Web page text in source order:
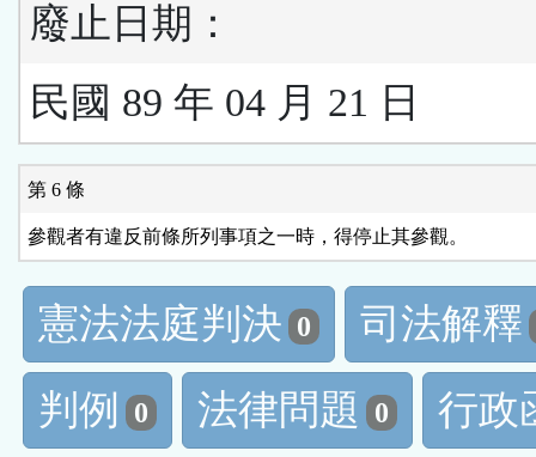
廢止日期：
民國 89 年 04 月 21 日
第 6 條
參觀者有違反前條所列事項之一時，得停止其參觀。
憲法法庭判決 0
司法解釋
判例
0 法律問題 0
行政